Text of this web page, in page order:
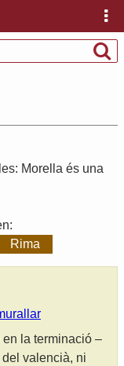
: Morella és una
Rima
la terminació –
valencià, ni